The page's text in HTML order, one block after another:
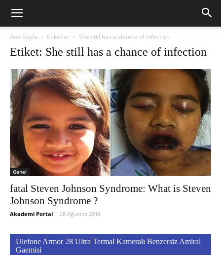
Ana Sayfa Etiketler She still has a chance of infection
Etiket: She still has a chance of infection
Genel
fatal Steven Johnson Syndrome: What is Steven
Johnson Syndrome ?
Akademi Portal - 28 Ağustos 2016
Ulefone Armor 28 Ultra Termal Kameralı Benzersiz Amiral
Gaemisi